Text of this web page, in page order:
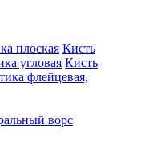
плоская Кисть
угловая Кисть
флейцевая,
ворс